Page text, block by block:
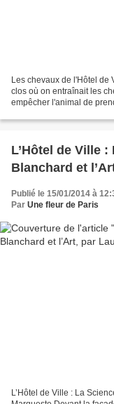
Les chevaux de l'Hôtel de
clos où on entraînait les
empêcher l'animal de
L’Hôtel de Ville
Blanchard et
Publié le 15/01/2014 à
Par Une fleur de Paris
L’Hôtel de Ville : La